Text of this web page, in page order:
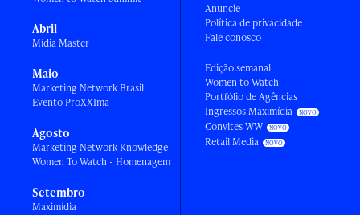
Abril
Mídia Master
Maio
Marketing Network Brasil
Evento ProXXIma
Agosto
Marketing Network Knowledge
Women To Watch - Homenagem
Setembro
Maximídia
Anuncie
Política de privacidade
Fale conosco
Edição semanal
Women to Watch
Portfólio de Agências
Ingressos Maximídia
Convites WW
Retail Media